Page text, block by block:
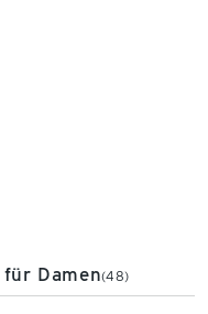
Damen(48)